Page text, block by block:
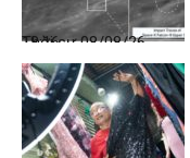
Thời sự
08/08/26, 18:16